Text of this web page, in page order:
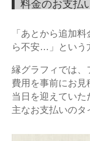
料金のお支払
「あとから追加
ら不安… 」とい
縁グラフィでは、
費用を事前にお見
当日を迎えていた
主なお支払いのタ